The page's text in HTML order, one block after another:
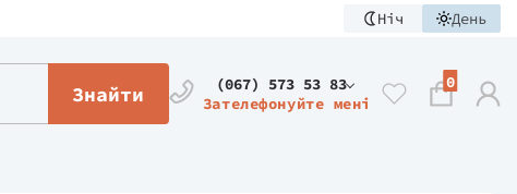
Ніч День
Знайти
(067) 573 53 83
Зателефонуйте мені
0